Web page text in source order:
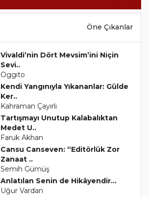
Öne Çıkanlar
Vivaldi’nin Dört Mevsim’ini Niçin
Sevi..
Oggito
Kendi Yangınıyla Yıkananlar: Gülde
Ker..
Kahraman Çayırlı
Tartışmayı Unutup Kalabalıktan
Medet U..
Faruk Akhan
Cansu Canseven: “Editörlük Zor
Zanaat ..
Semih Gümüş
Anlatılan Senin de Hikâyendir...
Uğur Vardan